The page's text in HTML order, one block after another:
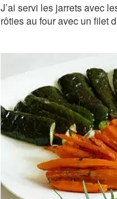
J’ai servi les jarrets avec
rôties au four avec un filet